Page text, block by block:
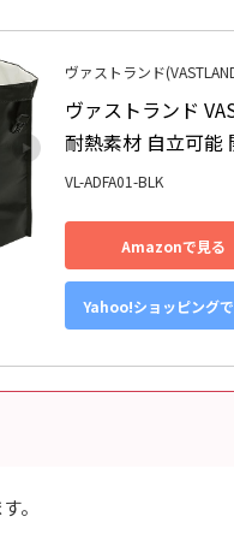
ヴァストランド
ヴァストランド
耐熱素材 自立可能
VL-ADFA01-BLK
Amazonで見る
Yahoo!ショッピング
。